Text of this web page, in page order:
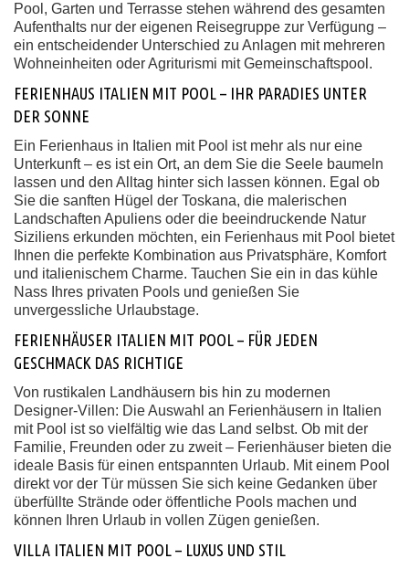
Pool, Garten und Terrasse stehen während des gesamten
Aufenthalts nur der eigenen Reisegruppe zur Verfügung –
ein entscheidender Unterschied zu Anlagen mit mehreren
Wohneinheiten oder Agriturismi mit Gemeinschaftspool.
FERIENHAUS ITALIEN MIT POOL – IHR PARADIES UNTER
DER SONNE
Ein Ferienhaus in Italien mit Pool ist mehr als nur eine
Unterkunft – es ist ein Ort, an dem Sie die Seele baumeln
lassen und den Alltag hinter sich lassen können. Egal ob
Sie die sanften Hügel der Toskana, die malerischen
Landschaften Apuliens oder die beeindruckende Natur
Siziliens erkunden möchten, ein Ferienhaus mit Pool bietet
Ihnen die perfekte Kombination aus Privatsphäre, Komfort
und italienischem Charme. Tauchen Sie ein in das kühle
Nass Ihres privaten Pools und genießen Sie
unvergessliche Urlaubstage.
FERIENHÄUSER ITALIEN MIT POOL – FÜR JEDEN
GESCHMACK DAS RICHTIGE
Von rustikalen Landhäusern bis hin zu modernen
Designer-Villen: Die Auswahl an Ferienhäusern in Italien
mit Pool ist so vielfältig wie das Land selbst. Ob mit der
Familie, Freunden oder zu zweit – Ferienhäuser bieten die
ideale Basis für einen entspannten Urlaub. Mit einem Pool
direkt vor der Tür müssen Sie sich keine Gedanken über
überfüllte Strände oder öffentliche Pools machen und
können Ihren Urlaub in vollen Zügen genießen.
VILLA ITALIEN MIT POOL – LUXUS UND STIL